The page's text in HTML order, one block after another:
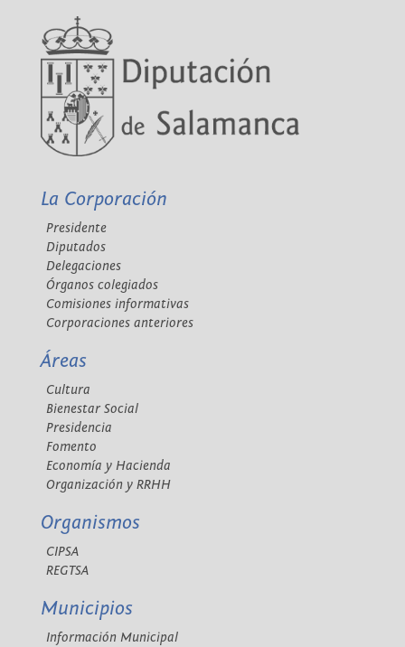
La Corporación
Presidente
Diputados
Delegaciones
Órganos colegiados
Comisiones informativas
Corporaciones anteriores
Áreas
Cultura
Bienestar Social
Presidencia
Fomento
Economía y Hacienda
Organización y RRHH
Organismos
CIPSA
REGTSA
Municipios
Información Municipal